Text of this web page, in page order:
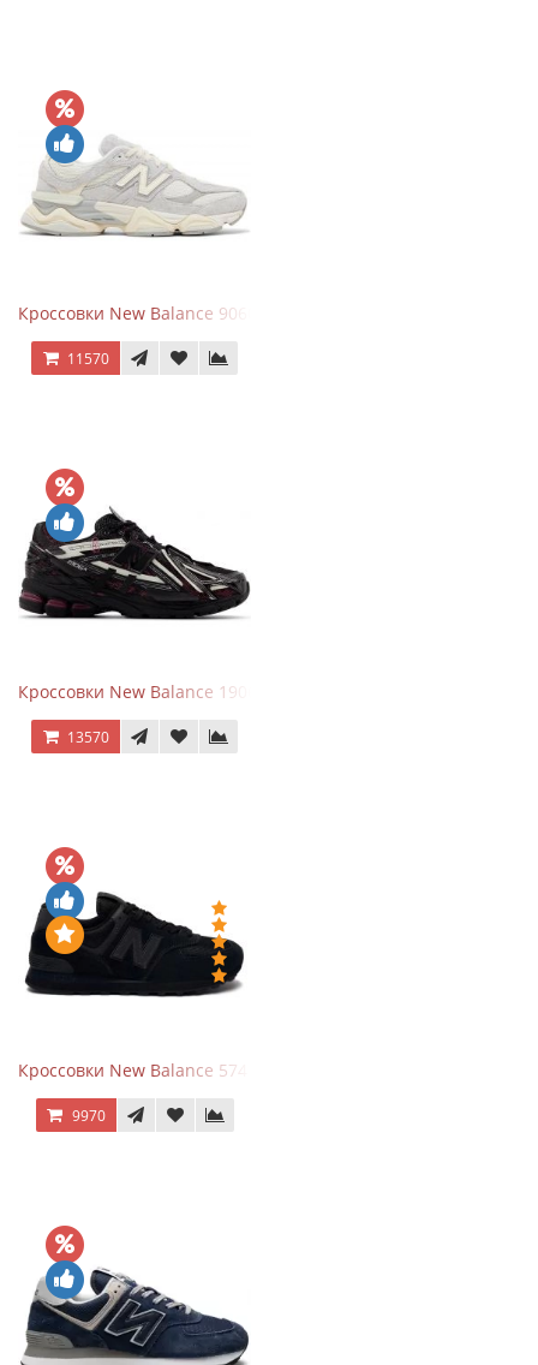
Кроссовки New Balance 9060 Quartz Grey
11570
Кроссовки New Balance 1906A Dragon Berry
13570
Кроссовки New Balance 574 All Black
9970